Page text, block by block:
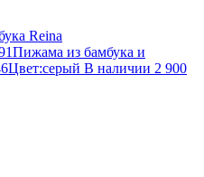
Reina
Пижама из бамбука и
Цвет:серый В наличии 2 900